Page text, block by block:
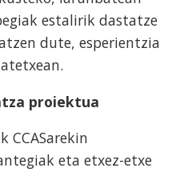
estalirik dastatze
dute, esperientzia
proiektua
CCASarekin
eta etxez-etxe